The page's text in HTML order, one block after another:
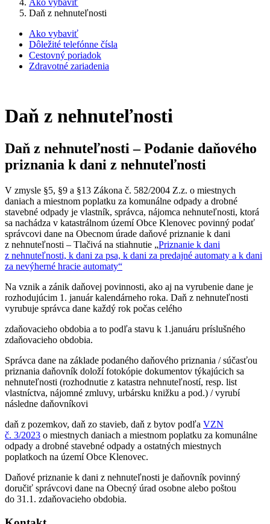
Ako vybaviť
Daň z nehnuteľnosti
Ako vybaviť
Dôležité telefónne čísla
Cestovný poriadok
Zdravotné zariadenia
Daň z nehnuteľnosti
Daň z nehnuteľnosti – Podanie daňového
priznania k dani z nehnuteľnosti
V zmysle §5, §9 a §13 Zákona č. 582/2004 Z.z. o miestnych
daniach a miestnom poplatku za komunálne odpady a drobné
stavebné odpady je vlastník, správca, nájomca nehnuteľnosti, ktorá
sa nachádza v katastrálnom území Obce Klenovec povinný podať
správcovi dane na Obecnom úrade daňové priznanie k dani
z nehnuteľnosti – Tlačivá na stiahnutie „Priznanie k dani
z nehnuteľnosti, k dani za psa, k dani za predajné automaty a k dani
za nevýherné hracie automaty“
Na vznik a zánik daňovej povinnosti, ako aj na vyrubenie dane je
rozhodujúcim 1. január kalendárneho roka. Daň z nehnuteľnosti
vyrubuje správca dane každý rok počas celého
zdaňovacieho obdobia a to podľa stavu k 1.januáru príslušného
zdaňovacieho obdobia.
Správca dane na základe podaného daňového priznania / súčasťou
priznania daňovník doloží fotokópie dokumentov týkajúcich sa
nehnuteľnosti (rozhodnutie z katastra nehnuteľností, resp. list
vlastníctva, nájomné zmluvy, urbársku knižku a pod.) / vyrubí
následne daňovníkovi
daň z pozemkov, daň zo stavieb, daň z bytov podľa VZN
č. 3/2023 o miestnych daniach a miestnom poplatku za komunálne
odpady a drobné stavebné odpady a ostatných miestnych
poplatkoch na území Obce Klenovec.
Daňové priznanie k dani z nehnuteľnosti je daňovník povinný
doručiť správcovi dane na Obecný úrad osobne alebo poštou
do 31.1. zdaňovacieho obdobia.